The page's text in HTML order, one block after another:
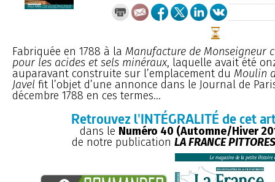
Fabriquée en 1788 à la Manufacture de Monseigneur
pour les acides et sels minéraux, laquelle avait été
auparavant construite sur l’emplacement du Moulin
Javel fit l’objet d’une annonce dans le Journal de
décembre 1788 en ces termes...
Retrouvez l'INTÉGRALITÉ de cet
dans le Numéro 40 (Automne/Hiver
de notre publication LA FRANCE